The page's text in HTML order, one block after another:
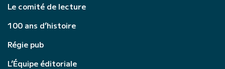
Le comité de lecture
100 ans d’histoire
Régie pub
L’Équipe éditoriale